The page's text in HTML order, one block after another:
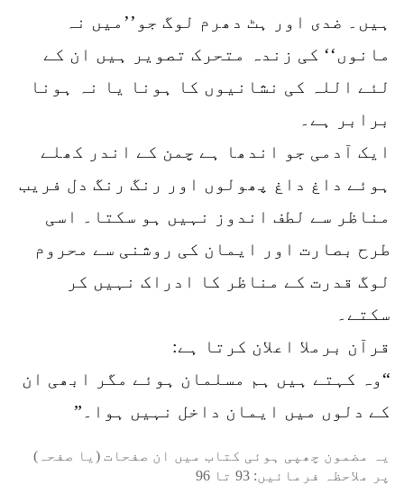
ہیں۔ ضدی اور ہٹ دھرم لوگ جو’’میں نہ
مانوں‘‘ کی زندہ متحرک تصویر ہیں ان کے
لئے اللہ کی نشانیوں کا ہونا یا نہ ہونا
برابر ہے۔
ایک آدمی جو اندھا ہے چمن کے اندر کھلے
ہوئے داغ داغ پھولوں اور رنگ رنگ دل فریب
مناظر سے لطف اندوز نہیں ہو سکتا۔ اسی
طرح بصارت اور ایمان کی روشنی سے محروم
لوگ قدرت کے مناظر کا ادراک نہیں کر
سکتے۔
قرآن برملا اعلان کرتا ہے:
“وہ کہتے ہیں ہم مسلمان ہوئے مگر ابھی ان
کے دلوں میں ایمان داخل نہیں ہوا۔”
یہ مضمون چھپی ہوئی کتاب میں ان صفحات (یا صفحہ)
پر ملاحظہ فرمائیں: 93 تا 96